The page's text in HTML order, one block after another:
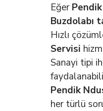
Eğer
Buzdolabı
Hızlı
Servisi
Sanayi tipi
Pendik
her türlü